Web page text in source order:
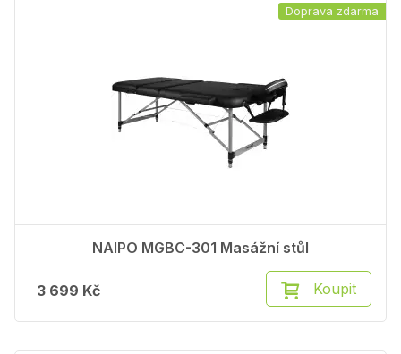
NAIPO MGBC-301 Masážní stůl
3 699 Kč Koupit
Doprava zdarma